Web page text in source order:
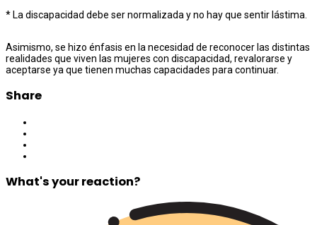
* La discapacidad debe ser normalizada y no hay que sentir lástima.
Asimismo, se hizo énfasis en la necesidad de reconocer las distintas
realidades que viven las mujeres con discapacidad, revalorarse y
aceptarse ya que tienen muchas capacidades para continuar.
Share
What's your reaction?